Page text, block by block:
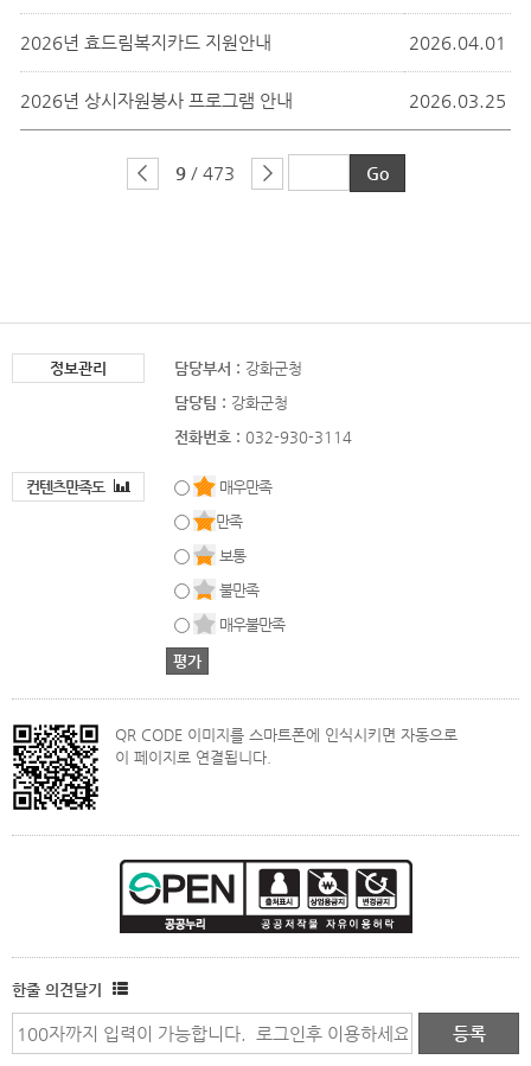
2026년 효드림복지카드 지원안내 2026.04.01
2026년 상시자원봉사 프로그램 안내 2026.03.25
9 / 473
정보관리 담당부서 : 강화군청
담당팀 : 강화군청
전화번호 : 032-930-3114
컨텐츠만족도
매우만족
만족
보통
불만족
매우불만족
QR CODE 이미지를 스마트폰에 인식시키면 자동으로
이 페이지로 연결됩니다.
한줄 의견달기